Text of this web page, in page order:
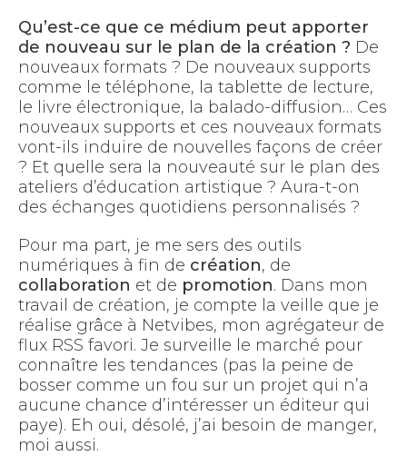
Qu’est-ce que ce médium peut apporter
de nouveau sur le plan de la création ? De
nouveaux formats ? De nouveaux supports
comme le téléphone, la tablette de lecture,
le livre électronique, la balado-diffusion… Ces
nouveaux supports et ces nouveaux formats
vont-ils induire de nouvelles façons de créer
? Et quelle sera la nouveauté sur le plan des
ateliers d’éducation artistique ? Aura-t-on
des échanges quotidiens personnalisés ?
Pour ma part, je me sers des outils
numériques à fin de création, de
collaboration et de promotion. Dans mon
travail de création, je compte la veille que je
réalise grâce à Netvibes, mon agrégateur de
flux RSS favori. Je surveille le marché pour
connaître les tendances (pas la peine de
bosser comme un fou sur un projet qui n’a
aucune chance d’intéresser un éditeur qui
paye). Eh oui, désolé, j’ai besoin de manger,
moi aussi.